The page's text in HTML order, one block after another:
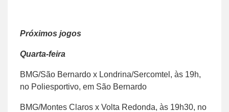
Próximos jogos
Quarta-feira
BMG/São Bernardo x Londrina/Sercomtel, às 19h,
no Poliesportivo, em São Bernardo
BMG/Montes Claros x Volta Redonda, às 19h30, no